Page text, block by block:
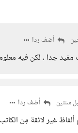
أضف ردا
مفيد جدا ، لكن فيه
سنتين أضف ردا
ألفاظ غير لائقة مِن